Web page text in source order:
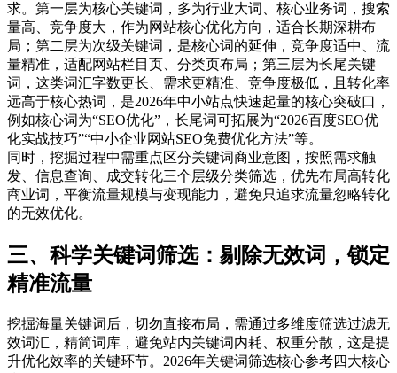
求。第一层为核心关键词，多为行业大词、核心业务词，搜索
量高、竞争度大，作为网站核心优化方向，适合长期深耕布
局；第二层为次级关键词，是核心词的延伸，竞争度适中、流
量精准，适配网站栏目页、分类页布局；第三层为长尾关键
词，这类词汇字数更长、需求更精准、竞争度极低，且转化率
远高于核心热词，是2026年中小站点快速起量的核心突破口，
例如核心词为“SEO优化”，长尾词可拓展为“2026百度SEO优
化实战技巧”“中小企业网站SEO免费优化方法”等。
同时，挖掘过程中需重点区分关键词商业意图，按照需求触
发、信息查询、成交转化三个层级分类筛选，优先布局高转化
商业词，平衡流量规模与变现能力，避免只追求流量忽略转化
的无效优化。
三、科学关键词筛选：剔除无效词，锁定
精准流量
挖掘海量关键词后，切勿直接布局，需通过多维度筛选过滤无
效词汇，精简词库，避免站内关键词内耗、权重分散，这是提
升优化效率的关键环节。2026年关键词筛选核心参考四大核心